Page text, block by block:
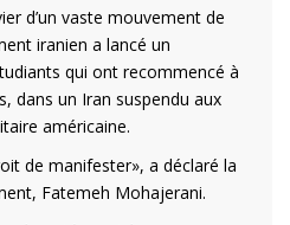
d’un vaste mouvement de
iranien a lancé un
qui ont recommencé à
dans un Iran suspendu aux
américaine.
de manifester», a déclaré la
Fatemeh Mohajerani.